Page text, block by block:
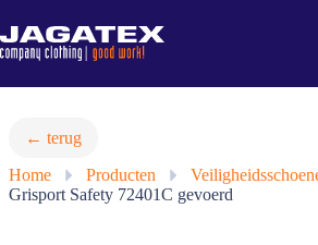
naar
de
inhoud
← terug
Home
» Producten »
Grisport Safety 72401C gevoerd